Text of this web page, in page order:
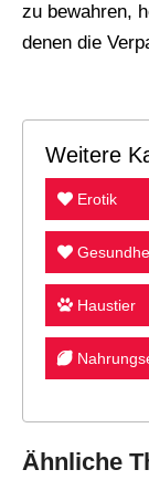
zu bewahren,
denen die
Weitere
Erotik
Haustier
Ähnliche